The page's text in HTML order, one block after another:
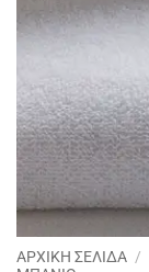
ΑΡΧΙΚΉ ΣΕΛΊΔΑ /